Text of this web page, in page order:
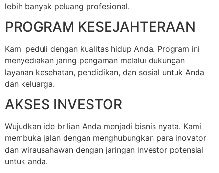
lebih banyak peluang profesional.
PROGRAM KESEJAHTERAAN
Kami peduli dengan kualitas hidup Anda. Program ini
menyediakan jaring pengaman melalui dukungan
layanan kesehatan, pendidikan, dan sosial untuk Anda
dan keluarga.
AKSES INVESTOR
Wujudkan ide brilian Anda menjadi bisnis nyata. Kami
membuka jalan dengan menghubungkan para inovator
dan wirausahawan dengan jaringan investor potensial
untuk anda.